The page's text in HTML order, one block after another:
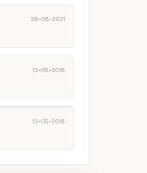
29-08-2021
12-05-2018
12-05-2018